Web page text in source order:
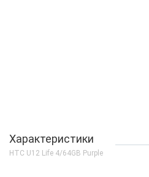
Характеристики
HTC U12 Life 4/64GB Purple